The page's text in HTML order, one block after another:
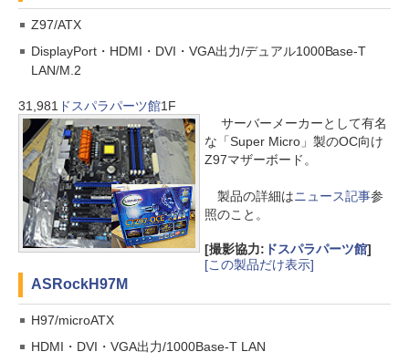
Z97/ATX
DisplayPort・HDMI・DVI・VGA出力/デュアル1000Base-T
LAN/M.2
31,981 ドスパラパーツ館1F
サーバーメーカーとして有名
な「Super Micro」製のOC向け
Z97マザーボード。
製品の詳細はニュース記事参
照のこと。
[撮影協力: ドスパラパーツ館]
[この製品だけ表示]
ASRockH97M
H97/microATX
HDMI・DVI・VGA出力/1000Base-T LAN